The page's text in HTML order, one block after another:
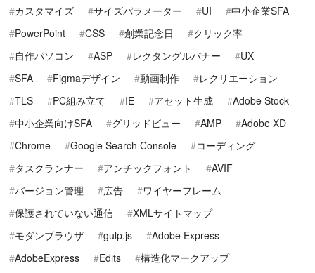
カスタマイズ
サイズパラメーター UI
中小企業SFA
PowerPoint
CSS 創業記念日
クリック率
自作パソコン
ASP レクタングルバナー
UX
SFA
Figmaデザイン 動画制作
レクリエーション
TLS
PC組み立て IE アセット生成
Adobe Stock
中小企業向けSFA
グリッドビュー AMP
Adobe XD
Chrome
Google Search Console
コーディング
タスクランナー
アンチックフォント
AVIF
バージョン管理
広告
ワイヤーフレーム
保護されていない通信
XMLサイトマップ
モダンブラウザ
gulp.js
Adobe Express
AdobeExpress
Edits
構造化マークアップ